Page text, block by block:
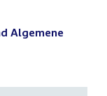
Algemene